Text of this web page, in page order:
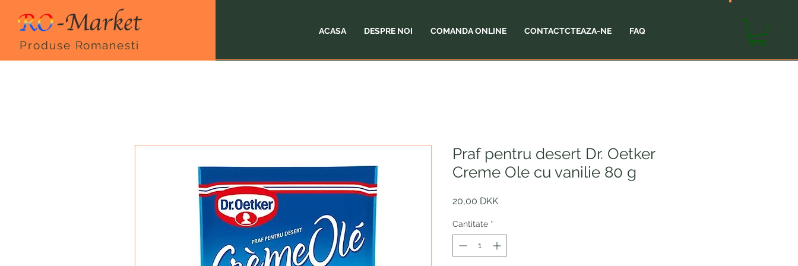
Produse Romanesti
ACASA DESPRE NOI COMANDA ONLINE CONTACTCTEAZA-NE FAQ
Praf pentru desert Dr. Oetker
Creme Ole cu vanilie 80 g
20,00 DKKPreț
Cantitate *